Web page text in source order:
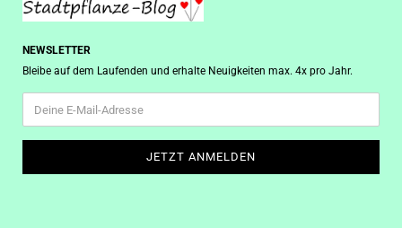
NEWSLETTER
Bleibe auf dem Laufenden und erhalte Neuigkeiten max. 4x pro Jahr.